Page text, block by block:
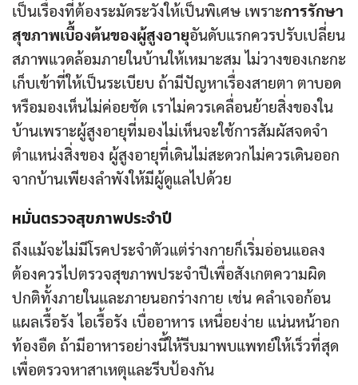
เป็นเรื่องที่ต้องระมัดระวังให้เป็นพิเศษ เพราะการรักษา
สุขภาพเบื้องต้นของผู้สูงอายุอันดับแรกควรปรับเปลี่ยน
สภาพแวดล้อมภายในบ้านให้เหมาะสม ไม่วางของเกะกะ
เก็บเข้าที่ให้เป็นระเบียบ ถ้ามีปัญหาเรื่องสายตา ตาบอด
หรือมองเห็นไม่ค่อยชัด เราไม่ควรเคลื่อนย้ายสิ่งของใน
บ้านเพราะผู้สูงอายุที่มองไม่เห็นจะใช้การสัมผัสจดจำ
ตำแหน่งสิ่งของ ผู้สูงอายุที่เดินไม่สะดวกไม่ควรเดินออก
จากบ้านเพียงลำพังให้มีผู้ดูแลไปด้วย
หมั่นตรวจสุขภาพประจำปี
ถึงแม้จะไม่มีโรคประจำตัวแต่ร่างกายก็เริ่มอ่อนแอลง
ต้องควรไปตรวจสุขภาพประจำปีเพื่อสังเกตความผิด
ปกติทั้งภายในและภายนอกร่างกาย เช่น คลำเจอก้อน
แผลเรื้อรัง ไอเรื้อรัง เบื่ออาหาร เหนื่อยง่าย แน่นหน้าอก
ท้องอืด ถ้ามีอาหารอย่างนี้ให้รีบมาพบแพทย์ให้เร็วที่สุด
เพื่อตรวจหาสาเหตุและรีบป้องกัน